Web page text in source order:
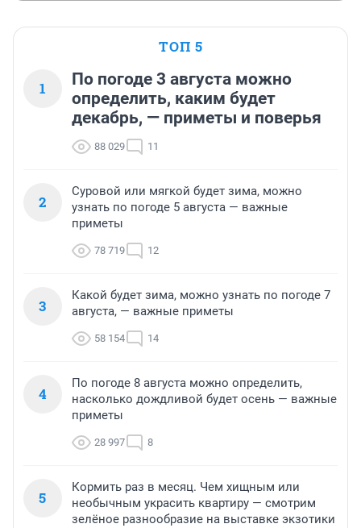
ТОП 5
1
По погоде 3 августа можно
определить, каким будет
декабрь, — приметы и поверья
88 029 11
2
Суровой или мягкой будет зима, можно
узнать по погоде 5 августа — важные
приметы
78 719 12
3
Какой будет зима, можно узнать по погоде 7
августа, — важные приметы
58 154 14
4
По погоде 8 августа можно определить,
насколько дождливой будет осень — важные
приметы
28 997 8
5
Кормить раз в месяц. Чем хищным или
необычным украсить квартиру — смотрим
зелёное разнообразие на выставке экзотики